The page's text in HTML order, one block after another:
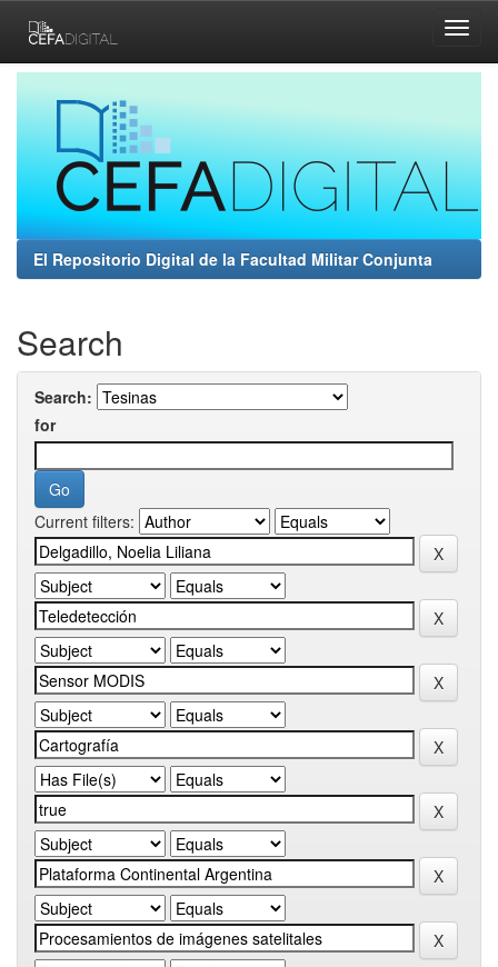
navigation
El Repositorio Digital de la Facultad Militar Conjunta
Search
Search:
for
Current filters: